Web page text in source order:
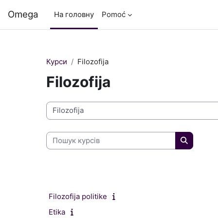
Omega На головну Pomoć
Курси Filozofija
Filozofija
Категорії курсів
Пошук курсів
Пошук
Filozofija politike
Etika